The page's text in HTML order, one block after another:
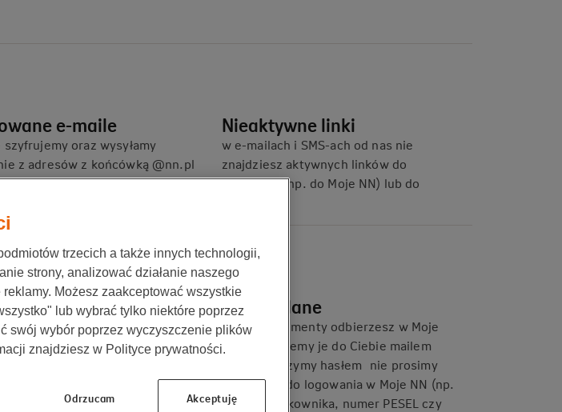
e-maile
szyfrujemy oraz wysyłamy
z adresów z końcówką @nn.pl
Nieaktywne linki
w e-mailach i SMS-ach od nas nie
znajdziesz aktywnych linków do
logowania (np. do Moje NN) lub do
kodem
sytuacjach możemy
Cię o autoryzację transakcji
Hasła i dane
ważne dokumenty odbierzesz w Moje
NN lub wyślemy je do Ciebie mailem
i zabezpieczymy hasłem nie prosimy
Cię o dane do logowania w Moje NN (np.
nazwę użytkownika, numer PESEL czy
trzecich a także innych technologii,
strony, analizować działanie naszego
Możesz zaakceptować wszystkie
lub wybrać tylko niektóre poprzez
swój wybór poprzez wyczyszczenie plików
znajdziesz w Polityce prywatności.
Odrzucam Akceptuję